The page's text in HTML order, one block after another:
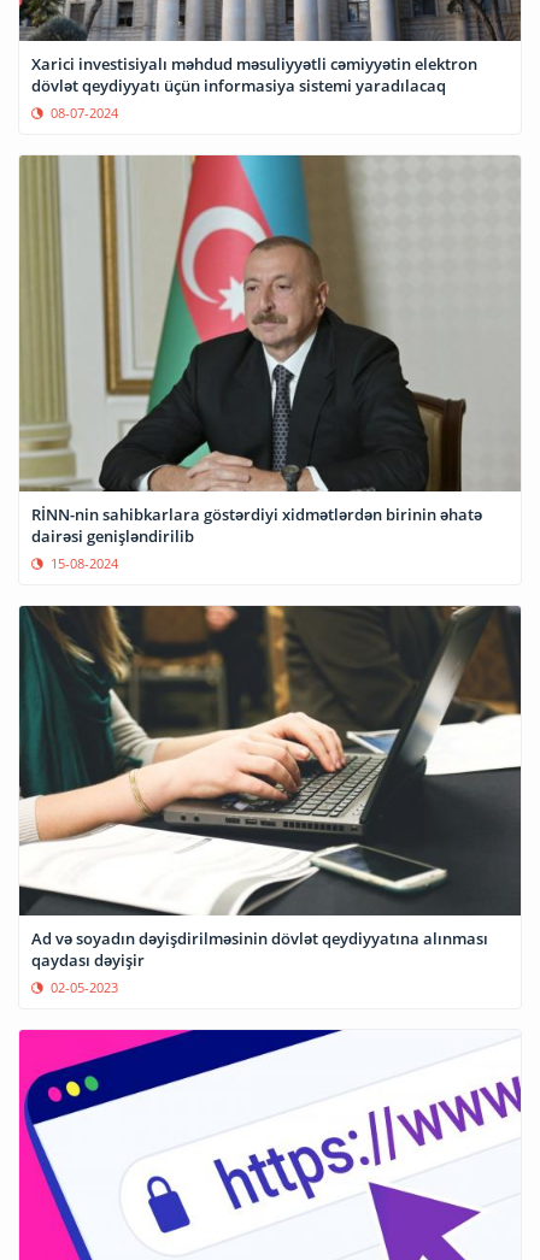
Xarici investisiyalı məhdud məsuliyyətli cəmiyyətin elektron
dövlət qeydiyyatı üçün informasiya sistemi yaradılacaq
08-07-2024
RİNN-nin sahibkarlara göstərdiyi xidmətlərdən birinin əhatə
dairəsi genişləndirilib
15-08-2024
Ad və soyadın dəyişdirilməsinin dövlət qeydiyyatına alınması
qaydası dəyişir
02-05-2023